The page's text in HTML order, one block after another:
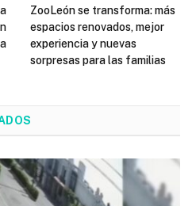
ZooLeón se transforma: más
espacios renovados, mejor
experiencia y nuevas
sorpresas para las familias